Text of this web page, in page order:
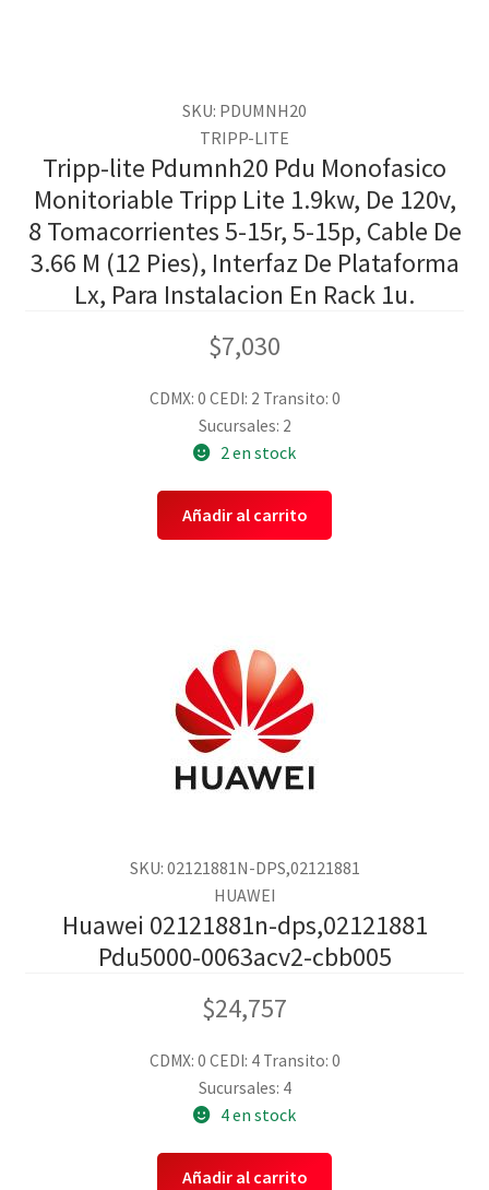
SKU: PDUMNH20
TRIPP-LITE
Tripp-lite Pdumnh20 Pdu Monofasico
Monitoriable Tripp Lite 1.9kw, De 120v,
8 Tomacorrientes 5-15r, 5-15p, Cable De
3.66 M (12 Pies), Interfaz De Plataforma
Lx, Para Instalacion En Rack 1u.
$7,030
CDMX: 0 CEDI: 2 Transito: 0
Sucursales: 2
2 en stock
Añadir al carrito
SKU: 02121881N-DPS,02121881
HUAWEI
Huawei 02121881n-dps,02121881
Pdu5000-0063acv2-cbb005
$24,757
CDMX: 0 CEDI: 4 Transito: 0
Sucursales: 4
4 en stock
Añadir al carrito